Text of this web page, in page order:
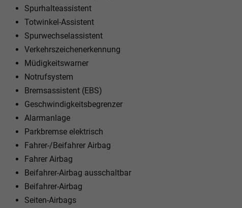
Spurhalteassistent
Totwinkel-Assistent
Spurwechselassistent
Verkehrszeichenerkennung
Müdigkeitswarner
Notrufsystem
Bremsassistent (EBS)
Geschwindigkeitsbegrenzer
Alarmanlage
Parkbremse elektrisch
Fahrer-/Beifahrer Airbag
Fahrer Airbag
Beifahrer-Airbag ausschaltbar
Beifahrer-Airbag
Seiten-Airbags